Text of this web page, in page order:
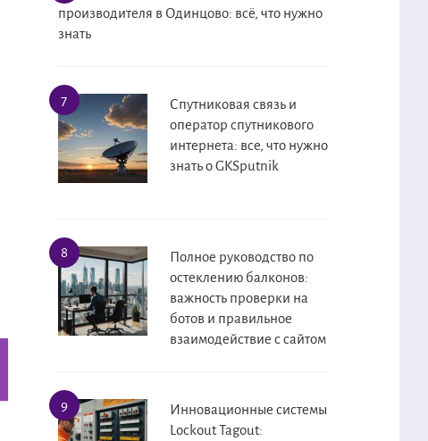
производителя в Одинцово: всё, что нужно
знать
Спутниковая связь и
оператор спутникового
интернета: все, что нужно
знать о GKSputnik
Полное руководство по
остеклению балконов:
важность проверки на
ботов и правильное
взаимодействие с сайтом
Инновационные системы
Lockout Tagout: